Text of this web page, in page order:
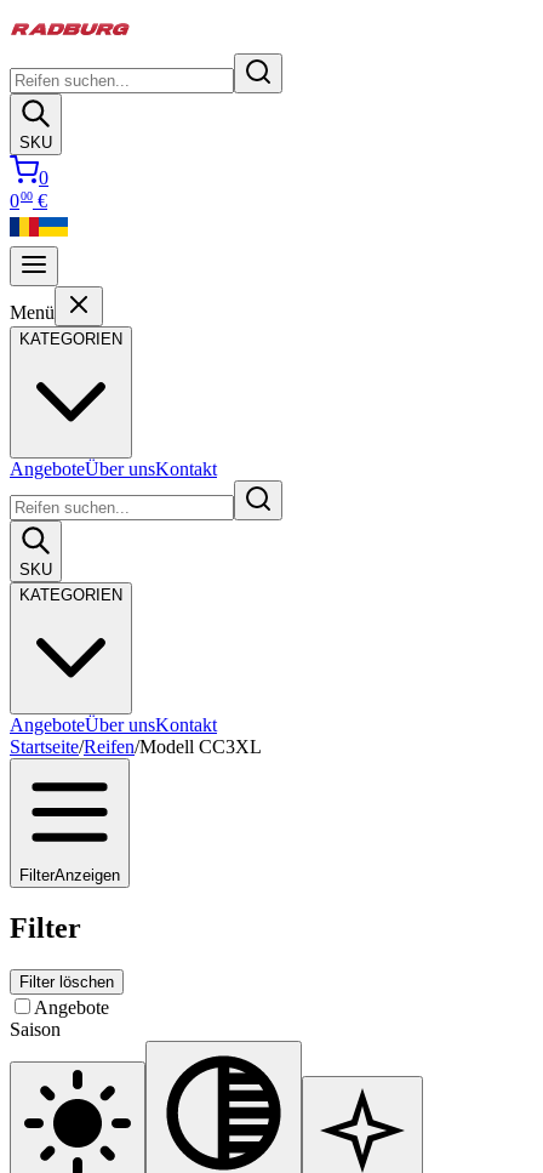
SKU
0
000 €
Menü
KATEGORIEN
AngeboteÜber unsKontakt
SKU
KATEGORIEN
AngeboteÜber unsKontakt
Startseite/Reifen/Modell CC3XL
FilterAnzeigen
Filter
Filter löschen
Angebote
Saison